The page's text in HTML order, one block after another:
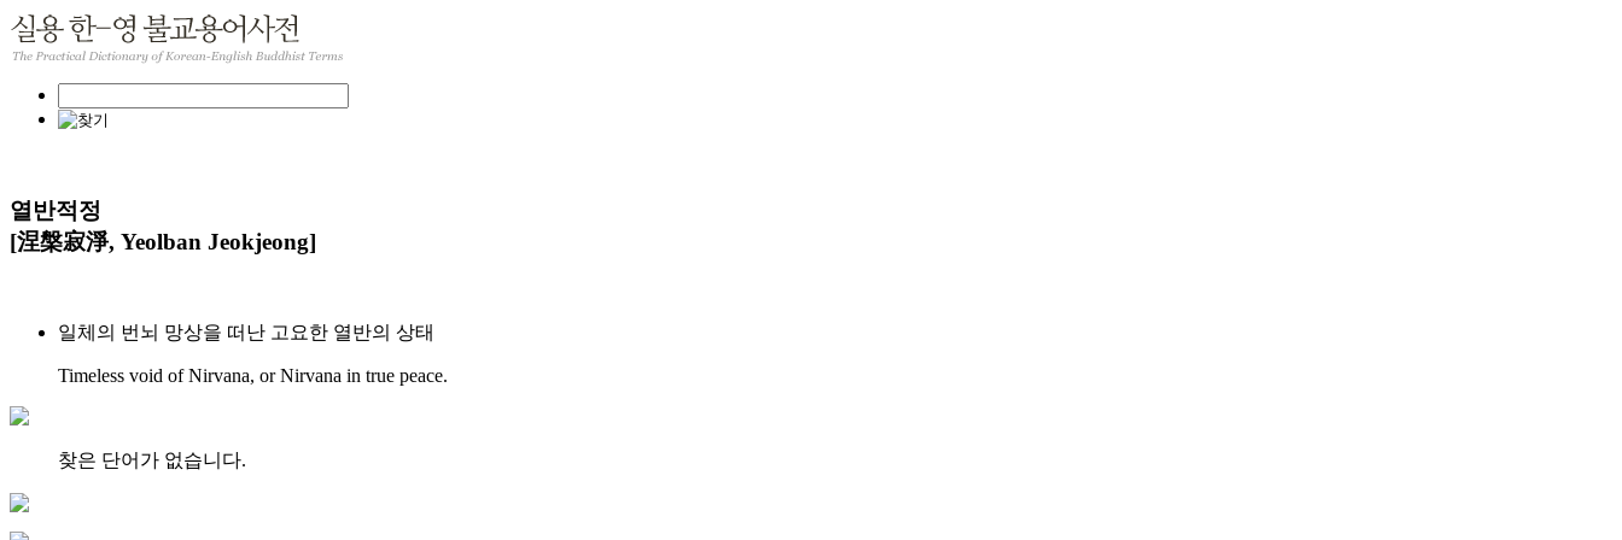
열반적정
[涅槃寂淨, Yeolban Jeokjeong]
일체의 번뇌 망상을 떠난 고요한 열반의 상태
Timeless void of Nirvana, or Nirvana in true peace.
찾은 단어가 없습니다.